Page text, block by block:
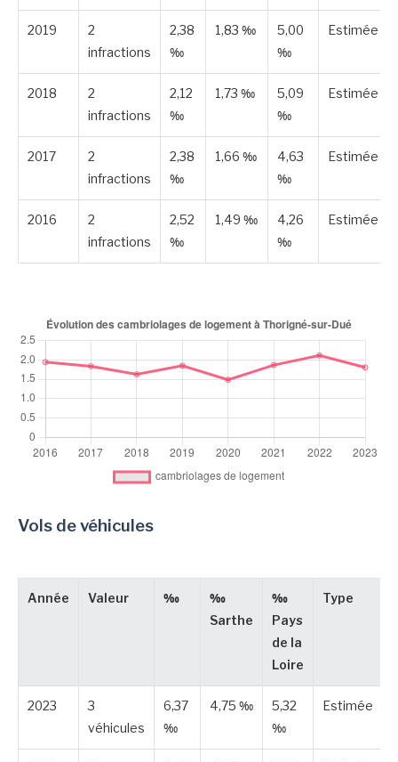
2019
2
infractions
2,38
‰
1,83 ‰
5,00
‰
Estimée
2018
2
infractions
2,12
‰
1,73 ‰
5,09
‰
Estimée
2017
2
infractions
2,38
‰
1,66 ‰
4,63
‰
Estimée
2016
2
infractions
2,52
‰
1,49 ‰
4,26
‰
Estimée
Vols de véhicules
Année Valeur ‰
‰
Sarthe
‰
Pays
de la
Loire
Type
2023
3
véhicules
6,37
‰
4,75 ‰
5,32
‰
Estimée